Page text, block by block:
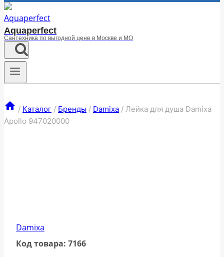
Aquaperfect
Сантехника по выгодной цене в Москве и МО
/ Каталог / Бренды / Damixa / Лейка для душа Damixa
Apollo 947020000
Damixa
Код товара: 7166